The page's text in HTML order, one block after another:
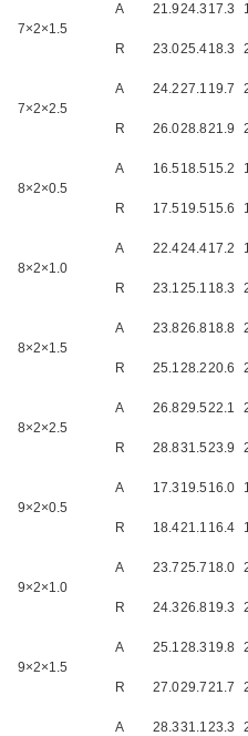
7×2×1.5
A 21.924.3 17.3
R 23.025.418.3
7×2×2.5
A 24.227.1 19.7
R 26.028.821.9
8×2×0.5
A 16.5 18.5 15.2
R 17.5 19.5 15.6
8×2×1.0
A 22.424.417.2
R 23.125.1 18.3
8×2×1.5
A 23.826.818.8
R 25.128.220.6
8×2×2.5
A 26.829.522.1
R 28.831.523.9
9×2×0.5
A 17.3 19.5 16.0
R 18.421.1 16.4
9×2×1.0
A 23.725.7 18.0
R 24.326.819.3
9×2×1.5
A 25.128.3 19.8
R 27.029.721.7
A 28.331.123.3